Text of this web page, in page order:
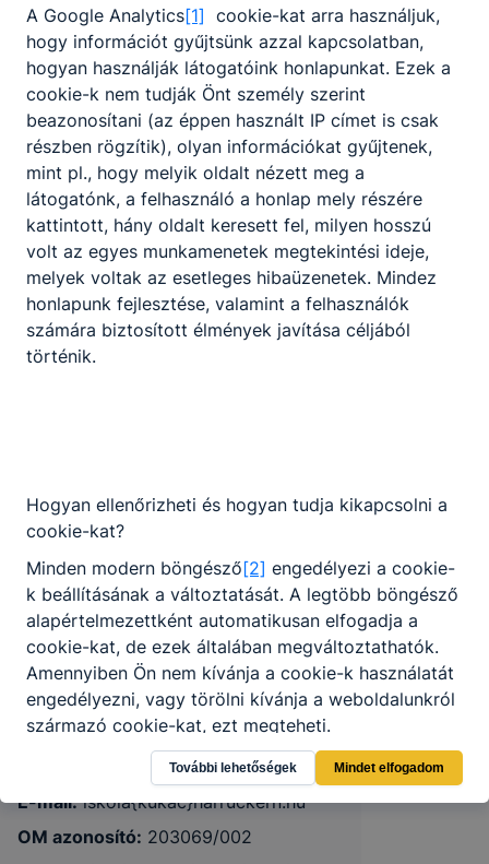
Gyulai SZC Harruckern János
Technikum, Szakképző Iskola és
Kollégium
5700 Gyula, Szent István u. 38.
KRÉTA
(66) 561-420
E-mail: iskola{kukac}harruckern.hu
OM azonosító: 203069/002
A Google Analytics[1] cookie-kat arra használjuk,
hogy információt gyűjtsünk azzal kapcsolatban,
hogyan használják látogatóink honlapunkat. Ezek a
cookie-k nem tudják Önt személy szerint
beazonosítani (az éppen használt IP címet is csak
részben rögzítik), olyan információkat gyűjtenek,
mint pl., hogy melyik oldalt nézett meg a
látogatónk, a felhasználó a honlap mely részére
kattintott, hány oldalt keresett fel, milyen hosszú
volt az egyes munkamenetek megtekintési ideje,
melyek voltak az esetleges hibaüzenetek. Mindez
honlapunk fejlesztése, valamint a felhasználók
számára biztosított élmények javítása céljából
történik.
Hogyan ellenőrizheti és hogyan tudja kikapcsolni a
cookie-kat?
Minden modern böngésző[2] engedélyezi a cookie-
k beállításának a változtatását. A legtöbb böngésző
alapértelmezettként automatikusan elfogadja a
cookie-kat, de ezek általában megváltoztathatók.
Amennyiben Ön nem kívánja a cookie-k használatát
engedélyezni, vagy törölni kívánja a weboldalunkról
származó cookie-kat, ezt megteheti.
Felhívjuk figyelmét, hogy mivel a cookie-k célja
honlapunk használhatóságának és folyamatainak
megkönnyítése vagy lehetővé tétele, a cookie-k
További lehetőségek Mindet elfogadom